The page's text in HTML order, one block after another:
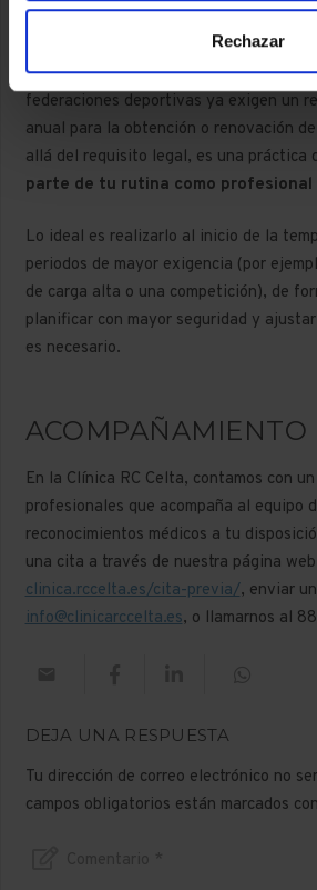
Rechazar
Por otro lado, si eres deportista de
federaciones deportivas ya exigen un
anual para la obtención o renovación
allá del requisito legal, es una práctica
parte de tu rutina como
Lo ideal es realizarlo al inicio de la
periodos de mayor exigencia (por
de carga alta o una competición), de
planificar con mayor seguridad y
es necesario.
ACOMPAÑAMIENTO
En la Clínica RC Celta, contamos con
profesionales que acompaña al equipo
reconocimientos médicos a tu
una cita a través de nuestra página web
clinica.rccelta.es/cita-previa/, enviar
info@clinicarccelta.es, o llamarnos al
DEJA UNA RESPUESTA
Tu dirección de correo electrónico no
campos obligatorios están marcados con